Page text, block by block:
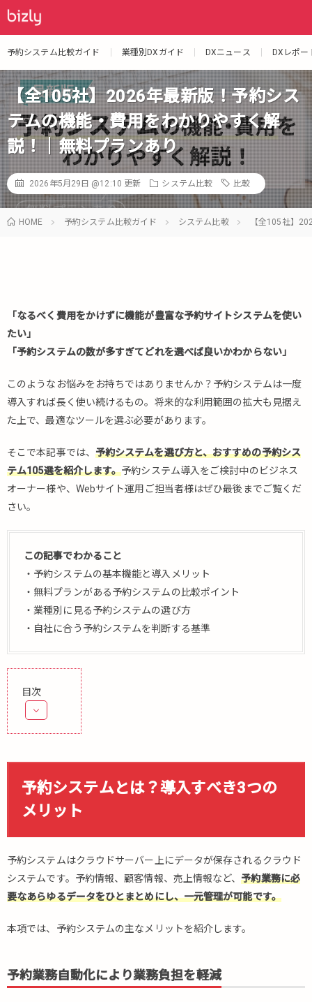
予約システム比較ガイド 業種別DXガイド DXニュース DXレポー
【全105社】2026年最新版！予約シス
テムの機能・費用をわかりやすく解
説！｜無料プランあり
2026年5月29日 @12:10 更新 システム比較 比較
HOME 予約システム比較ガイド システム比較 【全105社】
「なるべく費用をかけずに機能が豊富な予約サイトシステムを使い
たい」
「予約システムの数が多すぎてどれを選べば良いかわからない」
このようなお悩みをお持ちではありませんか？予約システムは一度
導入すれば長く使い続けるもの。将来的な利用範囲の拡大も見据え
た上で、最適なツールを選ぶ必要があります。
そこで本記事では、 予約システムを選び方と、おすすめの予約シス
テム105選を紹介します。予約システム導入をご検討中のビジネス
オーナー様や、Webサイト運用ご担当者様はぜひ最後までご覧くだ
さい。
この記事でわかること
・予約システムの基本機能と導入メリット
・無料プランがある予約システムの比較ポイント
・業種別に見る予約システムの選び方
・自社に合う予約システムを判断する基準
目次
1.
シス
テム
と
は？
すべ
つの
メリ
ット
予約
化に
予約システムとは？導入すべき3つの
メリット
予約システムはクラウドサーバー上にデータが保存されるクラウド
システムです。予約情報、顧客情報、売上情報など、予約業務に必
要なあらゆるデータをひとまとめにし、一元管理が可能です。
本項では、予約システムの主なメリットを紹介します。
予約業務自動化により業務負担を軽減